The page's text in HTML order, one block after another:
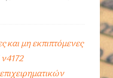
μη εκπιπτόμενες